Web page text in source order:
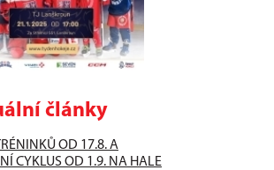
0 0 0
0 0
články
OD 17.8. A
CYKLUS OD 1.9. NA HALE